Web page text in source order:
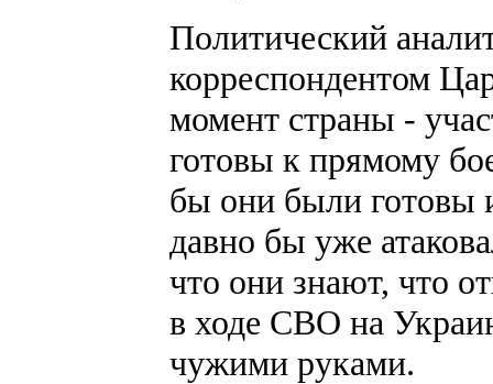
Политический
корреспондентом
момент страны -
готовы к прямому
бы они были готовы
давно бы уже
что они знают, что
в ходе СВО на
чужими руками.